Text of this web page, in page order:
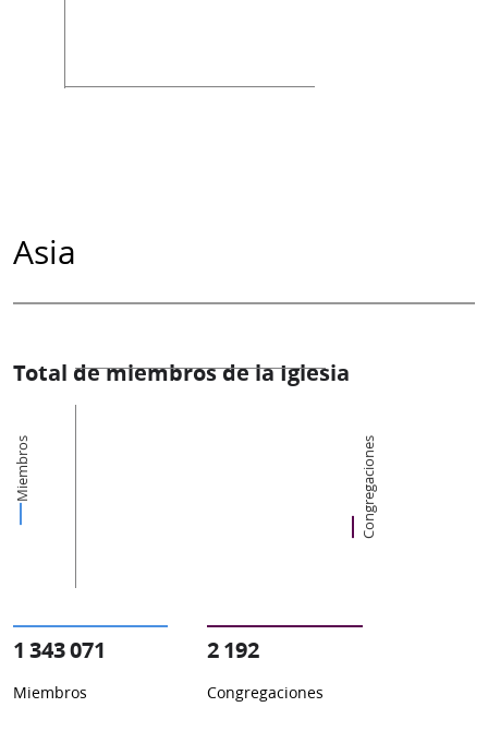
Asia
Total de miembros de la Iglesia
Miembros Congregaciones
1 343 071
Miembros
2 192
Congregaciones